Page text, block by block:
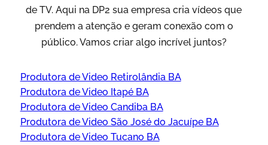
de TV. Aqui na DP2 sua empresa cria vídeos que
prendem a atenção e geram conexão com o
público. Vamos criar algo incrível juntos?
Produtora de Video Retirolândia BA
Produtora de Video Itapé BA
Produtora de Video Candiba BA
Produtora de Video São José do Jacuípe BA
Produtora de Video Tucano BA